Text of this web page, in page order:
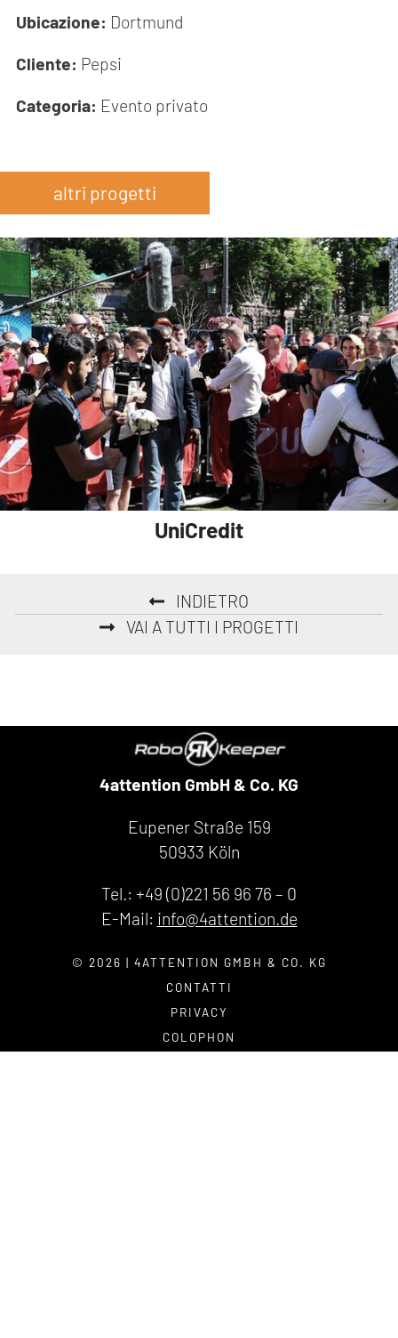
Ubicazione: Dortmund
Cliente: Pepsi
Categoria: Evento privato
altri progetti
FESTIVAL DELLA CHAMPIONS LEAGUE A KIEV
MAGGIORI INFO
UniCredit
INDIETRO
VAI A TUTTI I PROGETTI
4attention GmbH & Co. KG
Eupener Straße 159
50933 Köln
Tel.: +49 (0)221 56 96 76 – 0
E-Mail: info@4attention.de
© 2026 | 4ATTENTION GMBH & CO. KG
CONTATTI
PRIVACY
COLOPHON